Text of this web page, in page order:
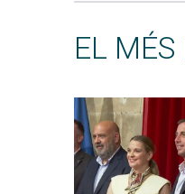
EL